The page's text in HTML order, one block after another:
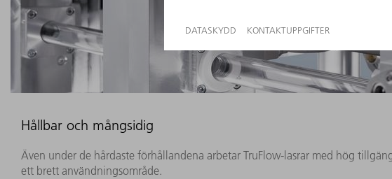
Hållbar och mångsidig
Även under de hårdaste förhållandena arbetar TruFlow-lasrar med hög
ett brett användningsområde.